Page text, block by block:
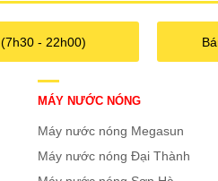
(7h30 - 22h00)
MÁY NƯỚC NÓNG
Máy nước nóng Megasun
Máy nước nóng Đại Thành